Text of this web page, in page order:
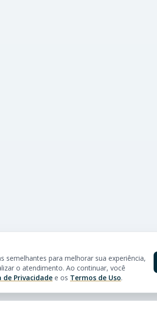
semelhantes para melhorar sua experiência,
o atendimento. Ao continuar, você
de Privacidade e os Termos de Uso.